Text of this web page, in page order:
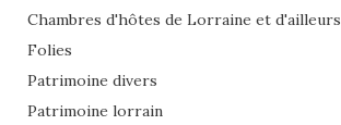
Chambres d'hôtes de Lorraine et d'ailleurs
Folies
Patrimoine divers
Patrimoine lorrain